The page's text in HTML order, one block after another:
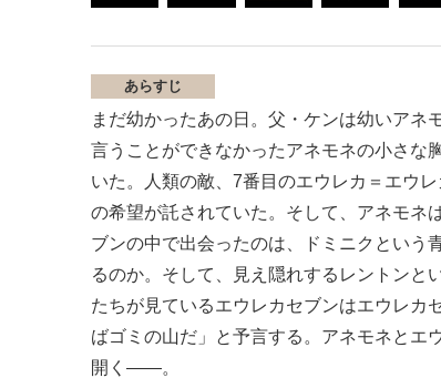
あらすじ
まだ幼かったあの日。父・ケンは幼いアネ
言うことができなかったアネモネの小さ
いた。人類の敵、7番目のエウレカ＝エウ
の希望が託されていた。そして、アネモネ
ブンの中で出会ったのは、ドミニクという
るのか。そして、見え隠れするレントンと
たちが見ているエウレカセブンはエウレカ
ばゴミの山だ」と予言する。アネモネとエ
開く――。